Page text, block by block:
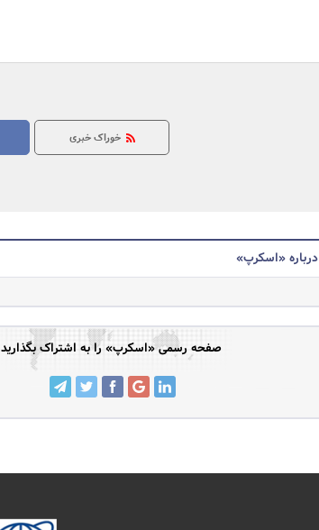
جستجو
خوراک خبری
درباره «اسکرپ»
صفحه رسمی «اسکرپ» را به اشتراک بگذارید